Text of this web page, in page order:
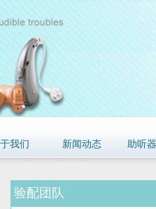
我们 新闻动态 助听
验配团队